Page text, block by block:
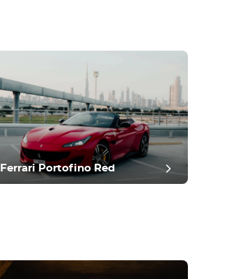
Ferrari Portofino Red